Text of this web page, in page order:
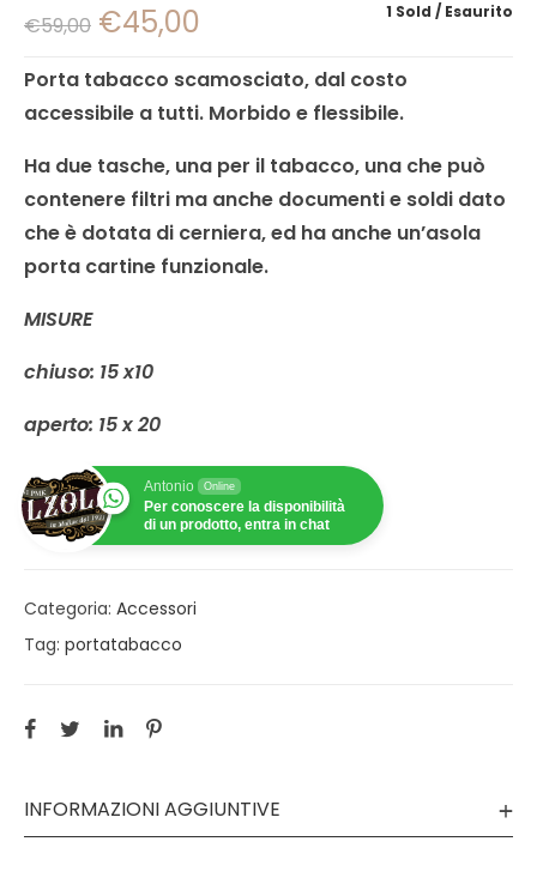
1 Sold Esaurito
€59,00 €45,00
Porta tabacco scamosciato, dal costo
accessibile a tutti. Morbido e flessibile.
Ha due tasche, una per il tabacco, una che può
contenere filtri ma anche documenti e soldi dato
che è dotata di cerniera, ed ha anche un’asola
porta cartine funzionale.
MISURE
chiuso: 15 x10
aperto: 15 x 20
Antonio Online
Per conoscere la disponibilità
di un prodotto, entra in chat
Categoria: Accessori
Tag: portatabacco
INFORMAZIONI AGGIUNTIVE